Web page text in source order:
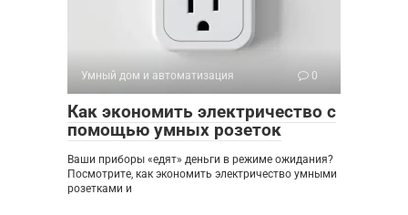
Умный дом и автоматизация 0
Как экономить электричество с
помощью умных розеток
Ваши приборы «едят» деньги в режиме ожидания?
Посмотрите, как экономить электричество умными
розетками и